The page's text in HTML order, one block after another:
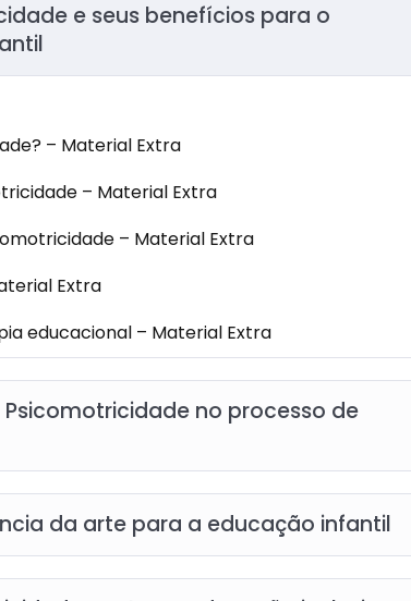
e seus benefícios para o
– Material Extra
– Material Extra
– Material Extra
Extra
educacional – Material Extra
Psicomotricidade no processo de
da arte para a educação infantil